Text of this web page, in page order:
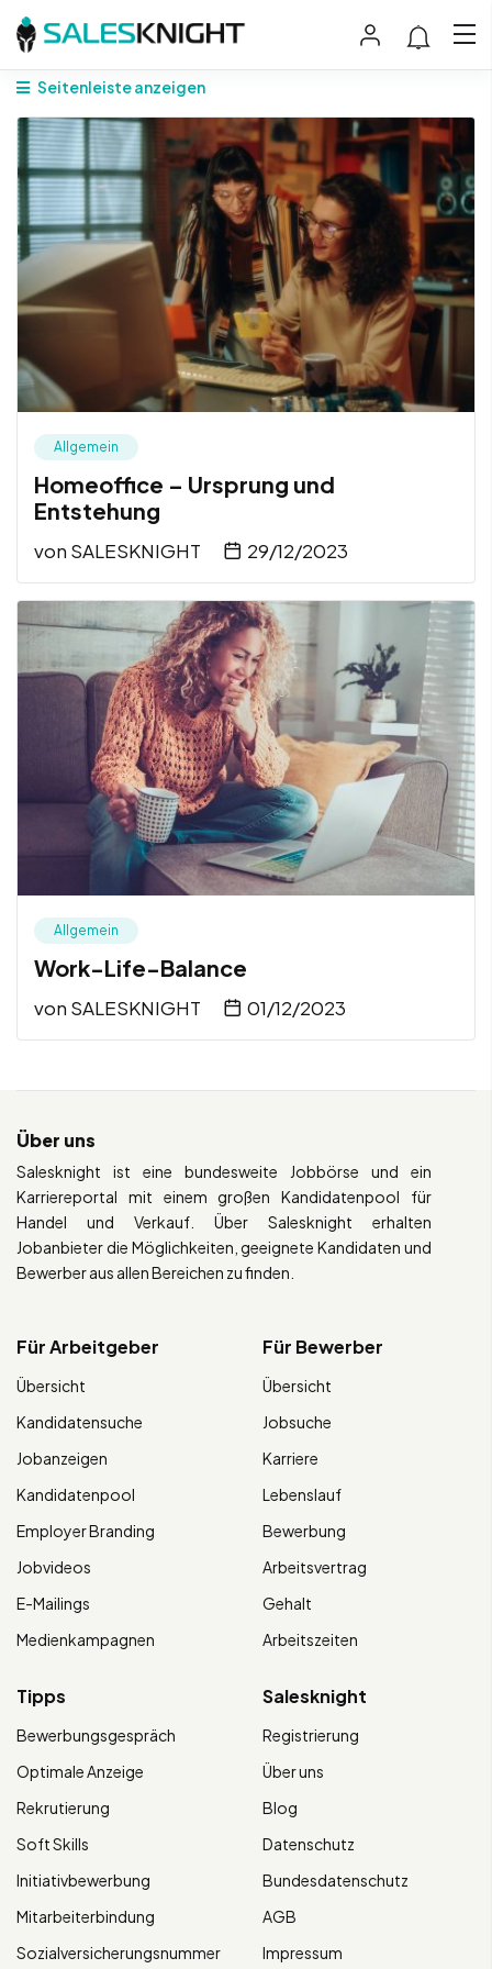
Seitenleiste anzeigen
Allgemein
Homeoffice – Ursprung und
Entstehung
von SALESKNIGHT 29/12/2023
Allgemein
Work-Life-Balance
von SALESKNIGHT 01/12/2023
Über uns
Salesknight ist eine bundesweite Jobbörse und ein
Karriereportal mit einem großen Kandidatenpool für
Handel und Verkauf. Über Salesknight erhalten
Jobanbieter die Möglichkeiten, geeignete Kandidaten und
Bewerber aus allen Bereichen zu finden.
Für Arbeitgeber
Übersicht
Kandidatensuche
Jobanzeigen
Kandidatenpool
Employer Branding
Jobvideos
E-Mailings
Medienkampagnen
Für Bewerber
Übersicht
Jobsuche
Karriere
Lebenslauf
Bewerbung
Arbeitsvertrag
Gehalt
Arbeitszeiten
Tipps
Bewerbungsgespräch
Optimale Anzeige
Rekrutierung
Soft Skills
Initiativbewerbung
Mitarbeiterbindung
Sozialversicherungsnummer
Salesknight
Registrierung
Über uns
Blog
Datenschutz
Bundesdatenschutz
AGB
Impressum